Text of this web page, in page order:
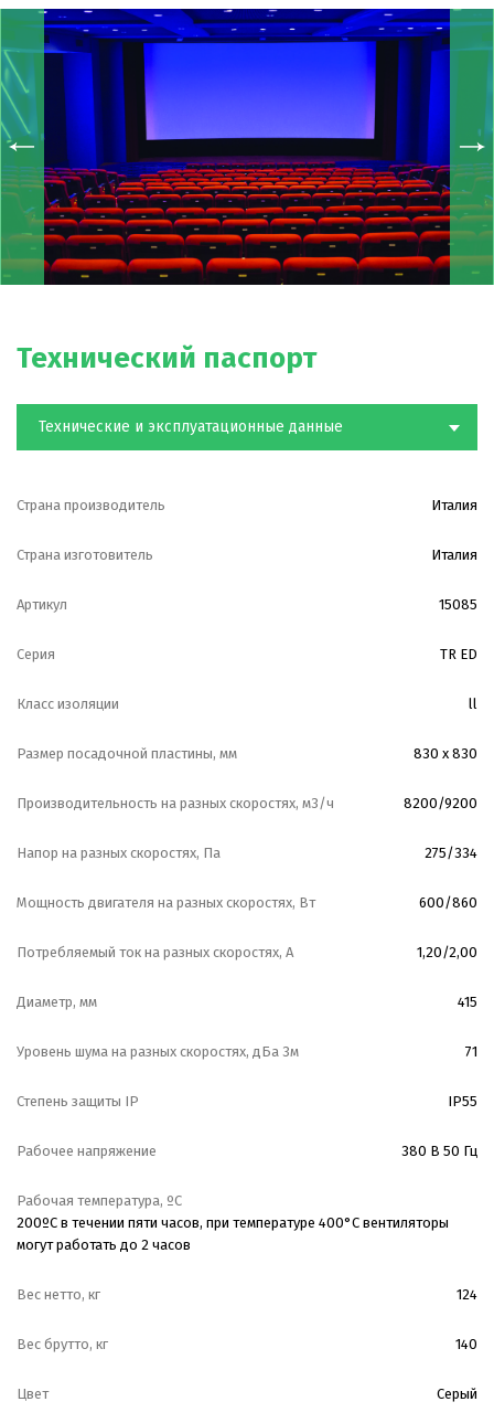
Технический паспорт
Технические и эксплуатационные данные
Страна производитель Италия
Страна изготовитель Италия
Артикул 15085
Серия TR ED
Класс изоляции ll
Размер посадочной пластины, мм 830 х 830
Производительность на разных скоростях, м3/ч 8200/9200
Напор на разных скоростях, Па 275/334
Мощность двигателя на разных скоростях, Вт 600/860
Потребляемый ток на разных скоростях, А 1,20/2,00
Диаметр, мм 415
Уровень шума на разных скоростях, дБа 3м 71
Степень защиты IP IP55
Рабочее напряжение 380 В 50 Гц
Рабочая температура, ºС
200ºС в течении пяти часов, при температуре 400°С вентиляторы
могут работать до 2 часов
Вес нетто, кг 124
Вес брутто, кг 140
Цвет Серый